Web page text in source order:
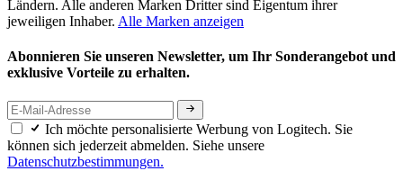
Ländern. Alle anderen Marken Dritter sind Eigentum ihrer
jeweiligen Inhaber. Alle Marken anzeigen
Abonnieren Sie unseren Newsletter, um Ihr Sonderangebot und
exklusive Vorteile zu erhalten.
Ich möchte personalisierte Werbung von Logitech. Sie
können sich jederzeit abmelden. Siehe unsere
Datenschutzbestimmungen.